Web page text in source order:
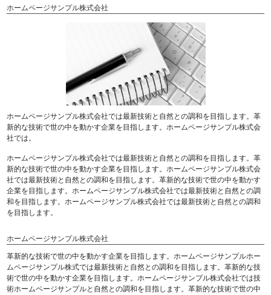
ホームページサンプル株式会社
ホームページサンプル株式会社では最新技術と自然との調和を目指します。革
新的な技術で世の中を動かす企業を目指します。ホームページサンプル株式会
社では。
ホームページサンプル株式会社では最新技術と自然との調和を目指します。革
新的な技術で世の中を動かす企業を目指します。ホームページサンプル株式会
社では最新技術と自然との調和を目指します。革新的な技術で世の中を動かす
企業を目指します。ホームページサンプル株式会社では最新技術と自然との調
和を目指します。ホームページサンプル株式会社では最新技術と自然との調和
を目指します。
ホームページサンプル株式会社
革新的な技術で世の中を動かす企業を目指します。ホームページサンプルホー
ムページサンプル株式では最新技術と自然との調和を目指します。革新的な技
術で世の中を動かす企業を目指します。ホームページサンプル株式会社では技
術ホームページサンプルと自然との調和を目指します。革新的な技術で世の中